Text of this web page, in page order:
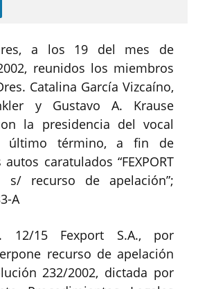
a los 19 del mes de
reunidos los miembros
Catalina García Vizcaíno,
y Gustavo A. Krause
la presidencia del vocal
último término, a fin de
caratulados “FEXPORT
s/ recurso de apelación”;
A
15 Fexport S.A., por
recurso de apelación
232/2002, dictada por